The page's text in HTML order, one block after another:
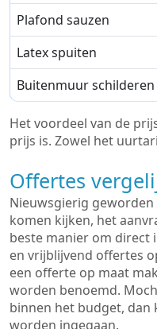
Plafond sauzen
Latex spuiten
Buitenmuur schilderen
Het voordeel van de
prijs is. Zowel het
Offertes
Nieuwsgierig
komen kijken, het
beste manier om direct
en vrijblijvend offertes
een offerte op maat
worden benoemd.
binnen het budget, dan
worden ingegaan.